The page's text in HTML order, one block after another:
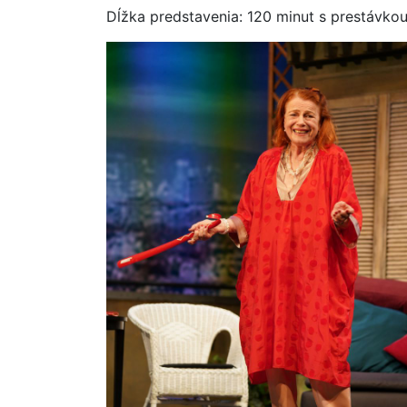
Dĺžka predstavenia: 120 minut s prestávkou